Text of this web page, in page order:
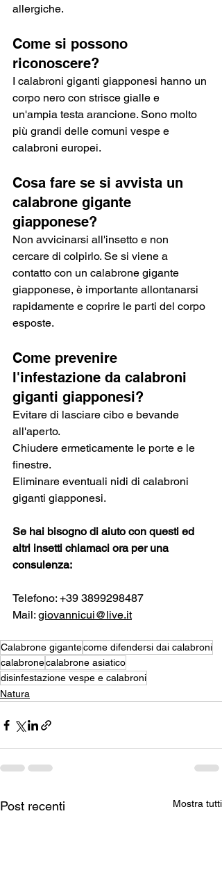
allergiche.
Come si possono
riconoscere?
I calabroni giganti giapponesi hanno un
corpo nero con strisce gialle e
un'ampia testa arancione. Sono molto
più grandi delle comuni vespe e
calabroni europei.
Cosa fare se si avvista un
calabrone gigante
giapponese?
Non avvicinarsi all'insetto e non
cercare di colpirlo. Se si viene a
contatto con un calabrone gigante
giapponese, è importante allontanarsi
rapidamente e coprire le parti del corpo
esposte.
Come prevenire
l'infestazione da calabroni
giganti giapponesi?
Evitare di lasciare cibo e bevande
all'aperto.
Chiudere ermeticamente le porte e le
finestre.
Eliminare eventuali nidi di calabroni
giganti giapponesi.
Se hai bisogno di aiuto con questi ed
altri insetti chiamaci ora per una
consulenza:
Telefono: +39 3899298487
Mail: giovannicui@live.it
Calabrone gigantecome difendersi dai calabroni
calabronecalabrone asiatico
disinfestazione vespe e calabroni
Natura
Post recenti Mostra tutti